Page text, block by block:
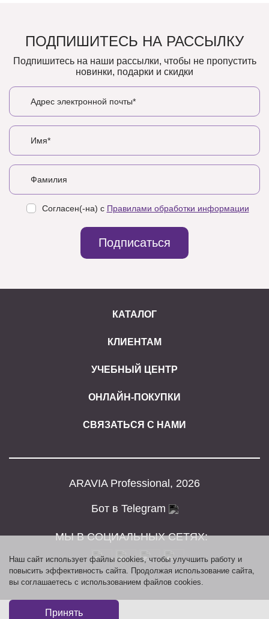
ПОДПИШИТЕСЬ НА РАССЫЛКУ
Подпишитесь на наши рассылки, чтобы не пропустить
новинки, подарки и скидки
Согласен(-на) с Правилами обработки информации
Подписаться
КАТАЛОГ
КЛИЕНТАМ
УЧЕБНЫЙ ЦЕНТР
ОНЛАЙН-ПОКУПКИ
СВЯЗАТЬСЯ С НАМИ
ARAVIA Professional, 2026
Бот в Telegram
МЫ В СОЦИАЛЬНЫХ СЕТЯХ:
Наш сайт использует файлы cookies, чтобы улучшить работу и
повысить эффективность сайта. Продолжая использование сайта,
вы соглашаетесь с использованием файлов cookies.
Принять